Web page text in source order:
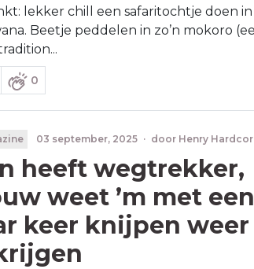
lekker chill een safaritochtje doen in
Beetje peddelen in zo’n mokoro
0
03 september, 2025 · door Henry
heeft wegtrekker,
weet ’m met een
keer knijpen